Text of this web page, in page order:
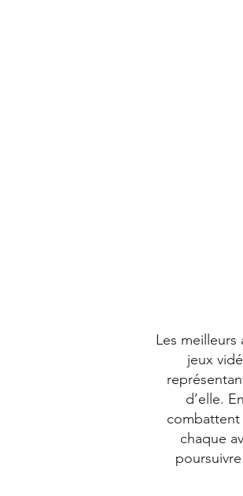
Les
jeux
d’elle.
combattent
chaque